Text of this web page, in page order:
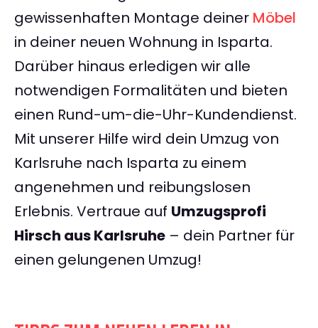
gewissenhaften Montage deiner Möbel
in deiner neuen Wohnung in Isparta.
Darüber hinaus erledigen wir alle
notwendigen Formalitäten und bieten
einen Rund-um-die-Uhr-Kundendienst.
Mit unserer Hilfe wird dein Umzug von
Karlsruhe nach Isparta zu einem
angenehmen und reibungslosen
Erlebnis. Vertraue auf Umzugsprofi
Hirsch aus Karlsruhe – dein Partner für
einen gelungenen Umzug!